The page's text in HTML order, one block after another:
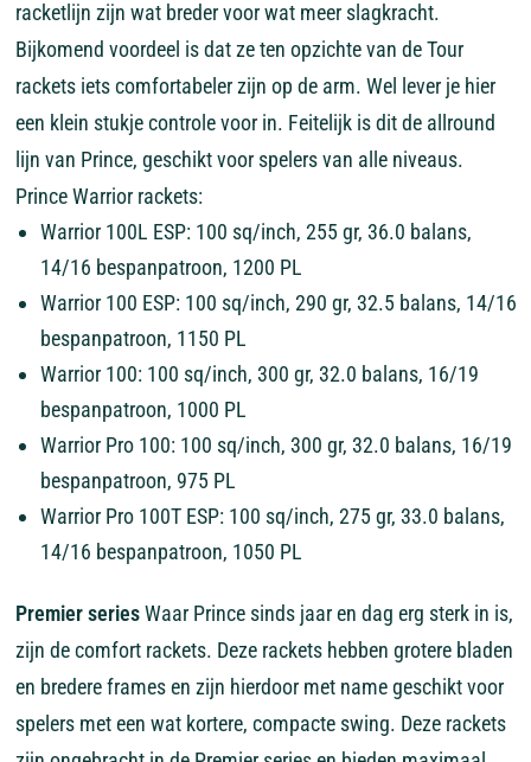
racketlijn zijn wat breder voor wat meer slagkracht.
Bijkomend voordeel is dat ze ten opzichte van de Tour
rackets iets comfortabeler zijn op de arm. Wel lever je hier
een klein stukje controle voor in. Feitelijk is dit de allround
lijn van Prince, geschikt voor spelers van alle niveaus.
Prince Warrior rackets:
Warrior 100L ESP: 100 sq/inch, 255 gr, 36.0 balans,
14/16 bespanpatroon, 1200 PL
Warrior 100 ESP: 100 sq/inch, 290 gr, 32.5 balans, 14/16
bespanpatroon, 1150 PL
Warrior 100: 100 sq/inch, 300 gr, 32.0 balans, 16/19
bespanpatroon, 1000 PL
Warrior Pro 100: 100 sq/inch, 300 gr, 32.0 balans, 16/19
bespanpatroon, 975 PL
Warrior Pro 100T ESP: 100 sq/inch, 275 gr, 33.0 balans,
14/16 bespanpatroon, 1050 PL
Premier seriesWaar Prince sinds jaar en dag erg sterk in is,
zijn de comfort rackets. Deze rackets hebben grotere bladen
en bredere frames en zijn hierdoor met name geschikt voor
spelers met een wat kortere, compacte swing. Deze rackets